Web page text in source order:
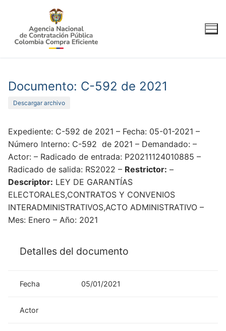
contenido
Documento: C-592 de 2021
Descargar archivo
Expediente: C-592 de 2021 – Fecha: 05-01-2021 –
Número Interno: C-592 de 2021 – Demandado: –
Actor: – Radicado de entrada: P20211124010885 –
Radicado de salida: RS2022 – Restrictor: –
Descriptor: LEY DE GARANTÍAS
ELECTORALES,CONTRATOS Y CONVENIOS
INTERADMINISTRATIVOS,ACTO ADMINISTRATIVO –
Mes: Enero – Año: 2021
Detalles del documento
Fecha 05/01/2021
Actor